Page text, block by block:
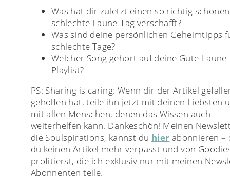
Was hat dir zuletzt einen so richtig schönen
schlechte Laune-Tag verschafft?
Was sind deine persönlichen Geheimtipps
schlechte Tage?
Welcher Song gehört auf deine Gute-Laune-
Playlist?
PS: Sharing is caring: Wenn dir der Artikel
geholfen hat, teile ihn jetzt mit deinen Liebsten
mit allen Menschen, denen das Wissen auch
weiterhelfen kann. Dankeschön! Meinen
die Soulspirations, kannst du hier abonnieren –
du keinen Artikel mehr verpasst und von
profitierst, die ich exklusiv nur mit meinen
Abonnenten teile.